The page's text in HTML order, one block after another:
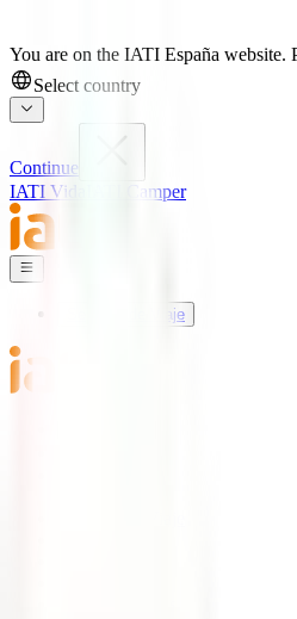
You are on the IATI España website.
Select country
Continue
IATI Vida
IATI Camper
Seguros de Viaje